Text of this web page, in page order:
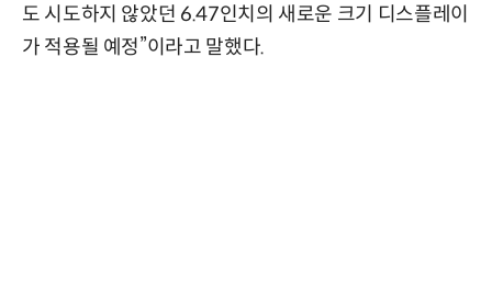
도 시도하지 않았던 6.47인치의 새로운 크기 디스플레이
가 적용될 예정”이라고 말했다.